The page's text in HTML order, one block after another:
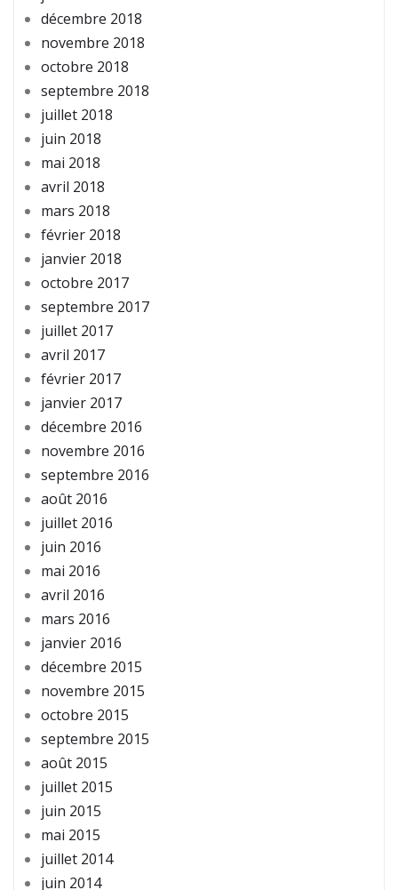
décembre 2018
novembre 2018
octobre 2018
septembre 2018
juillet 2018
juin 2018
mai 2018
avril 2018
mars 2018
février 2018
janvier 2018
octobre 2017
septembre 2017
juillet 2017
avril 2017
février 2017
janvier 2017
décembre 2016
novembre 2016
septembre 2016
août 2016
juillet 2016
juin 2016
mai 2016
avril 2016
mars 2016
janvier 2016
décembre 2015
novembre 2015
octobre 2015
septembre 2015
août 2015
juillet 2015
juin 2015
mai 2015
juillet 2014
juin 2014